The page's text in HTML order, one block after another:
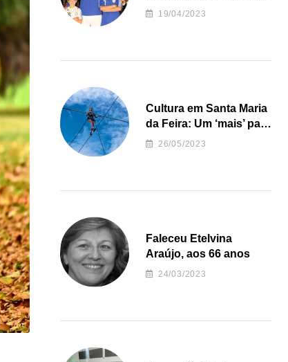
treinador da formação
19/04/2023
Cultura em Santa Maria
da Feira: Um ‘mais’ para
o Concelho
26/05/2023
Faleceu Etelvina
Araújo, aos 66 anos
24/03/2023